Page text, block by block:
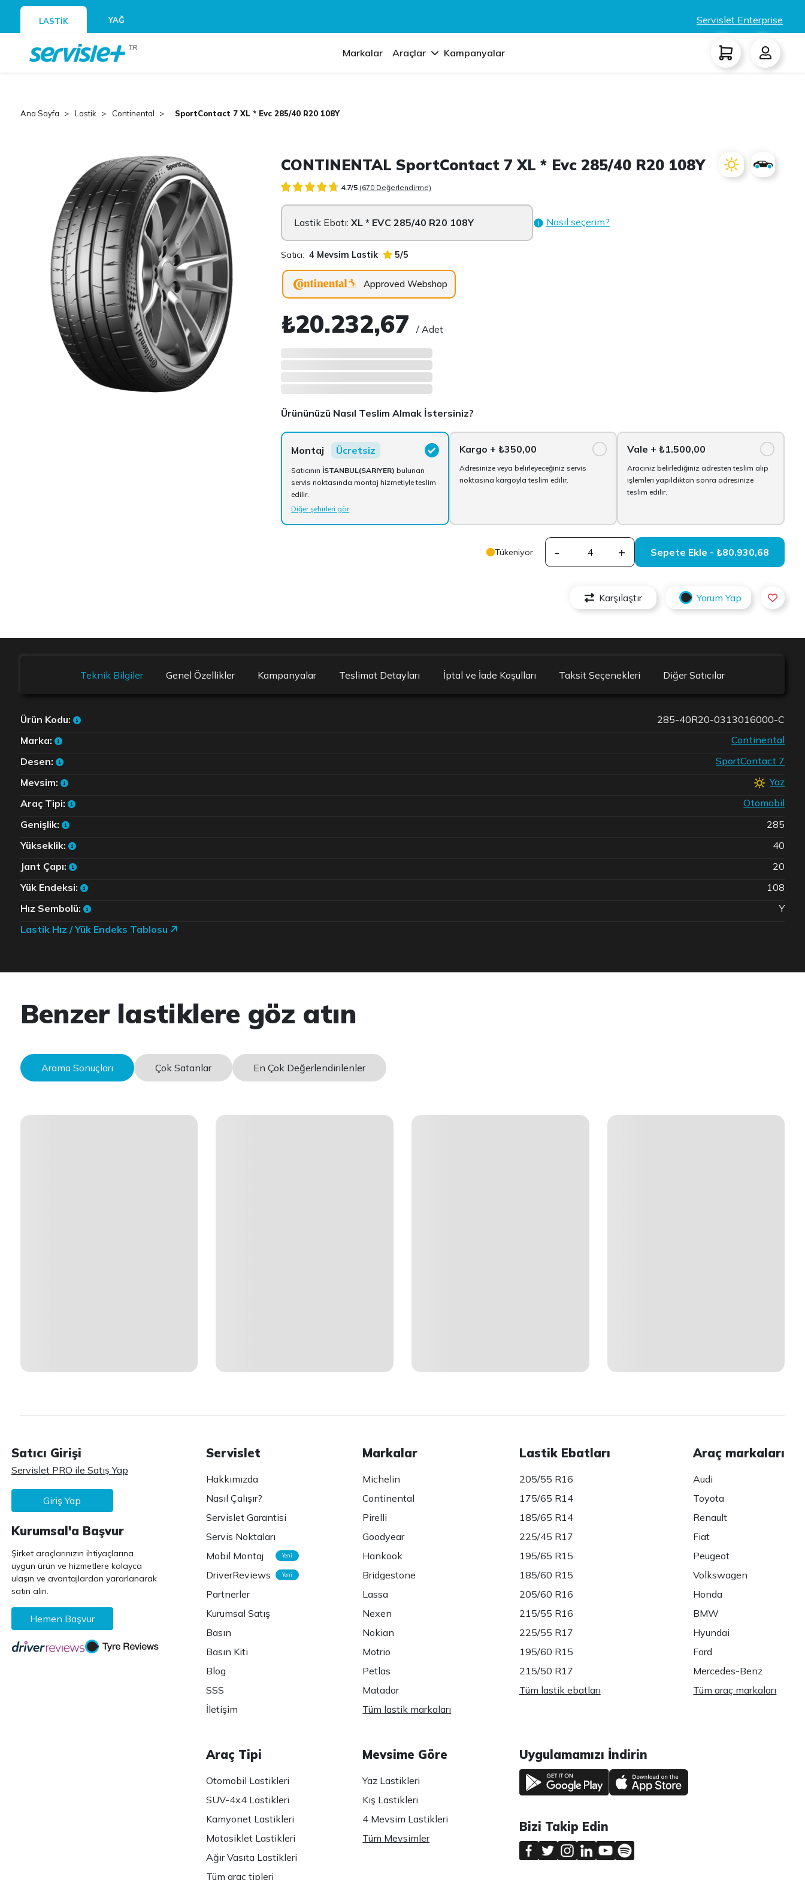
LASTİK YAĞ Servislet Enterprise
TR Markalar Araçlar Kampanyalar
Ana Sayfa Lastik Continental SportContact 7 XL * Evc 285/40 R20 108Y
CONTINENTAL SportContact 7 XL * Evc 285/40 R20 108Y
4.7/5 (670 Değerlendirme)
Lastik Ebatı:XL * EVC 285/40 R20 108Y Nasıl seçerim?
Satıcı: 4 Mevsim Lastik 5/5
Approved Webshop
₺20.232,67/ Adet
Ürününüzü Nasıl Teslim Almak İstersiniz?
Montaj Ücretsiz
Satıcının İSTANBUL(SARIYER) bulunan
servis noktasında montaj hizmetiyle teslim
edilir.
Diğer şehirleri gör
Kargo + ₺350,00
Adresinize veya belirleyeceğiniz servis
noktasına kargoyla teslim edilir.
Vale + ₺1.500,00
Aracınız belirlediğiniz adresten teslim alıp
işlemleri yapıldıktan sonra adresinize
teslim edilir.
Tükeniyor - + Sepete Ekle - ₺80.930,68
Karşılaştır Yorum Yap
Teknik Bilgiler Genel Özellikler Kampanyalar Teslimat Detayları İptal ve İade Koşulları Taksit Seçenekleri Diğer Satıcılar
Ürün Kodu:
285-40R20-0313016000-C
Marka:
Continental
Desen:
SportContact 7
Mevsim:
Yaz
Araç Tipi:
Otomobil
Genişlik:
285
Yükseklik:
40
Jant Çapı:
20
Yük Endeksi:
108
Hız Sembolü:
Y
Lastik Hız / Yük Endeks Tablosu
Benzer lastiklere göz atın
Arama Sonuçları Çok Satanlar En Çok Değerlendirilenler
Satıcı Girişi
Servislet PRO ile Satış Yap
Giriş Yap
Kurumsal'a Başvur
Şirket araçlarınızın ihtiyaçlarına
uygun ürün ve hizmetlere kolayca
ulaşın ve avantajlardan yararlanarak
satın alın.
Hemen Başvur
Servislet
Hakkımızda
Nasıl Çalışır?
Servislet Garantisi
Servis Noktaları
Mobil Montaj
Yeni
DriverReviews Yeni
Partnerler
Kurumsal Satış
Basın
Basın Kiti
Blog
SSS
İletişim
Markalar
Michelin
Continental
Pirelli
Goodyear
Hankook
Bridgestone
Lassa
Nexen
Nokian
Motrio
Petlas
Matador
Tüm lastik markaları
Lastik Ebatları
205/55 R16
175/65 R14
185/65 R14
225/45 R17
195/65 R15
185/60 R15
205/60 R16
215/55 R16
225/55 R17
195/60 R15
215/50 R17
Tüm lastik ebatları
Araç markaları
Audi
Toyota
Renault
Fiat
Peugeot
Volkswagen
Honda
BMW
Hyundai
Ford
Mercedes-Benz
Tüm araç markaları
Araç Tipi
Otomobil Lastikleri
SUV-4x4 Lastikleri
Kamyonet Lastikleri
Motosiklet Lastikleri
Ağır Vasıta Lastikleri
Tüm araç tipleri
Mevsime Göre
Yaz Lastikleri
Kış Lastikleri
4 Mevsim Lastikleri
Tüm Mevsimler
Uygulamamızı İndirin
Bizi Takip Edin